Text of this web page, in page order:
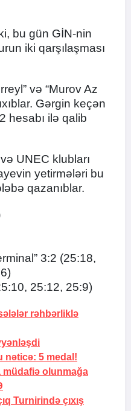
bu gün GİN-nin
iki qarşılaşması
və “Murov Az
Gərgin keçən
hesabı ilə qalib
UNEC klubları
yetirmələri bu
qazanıblar.
3:2 (25:18,
25:12, 25:9)
rəhbərliklə
nəticə: 5 medal!
olunmağa
Turnirində çıxış